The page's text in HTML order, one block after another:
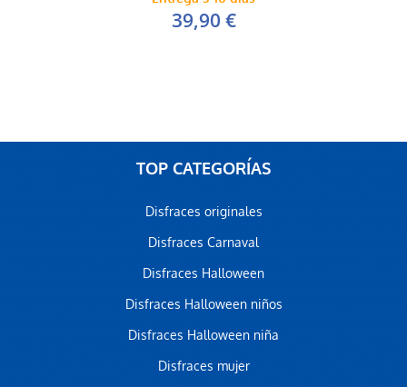
39,90 €
TOP CATEGORÍAS
Disfraces originales
Disfraces Carnaval
Disfraces Halloween
Disfraces Halloween niños
Disfraces Halloween niña
Disfraces mujer